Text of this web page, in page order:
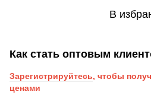
В
Как стать оптовым
Зарегистрируйтесь, чтобы
ценами